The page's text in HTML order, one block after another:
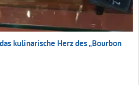
kulinarische Herz des „Bourbon